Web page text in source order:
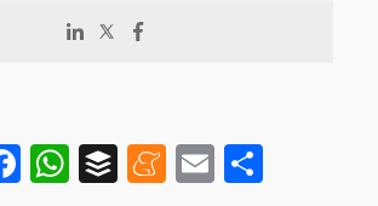
Facebook
WhatsApp
BufferMeneame
Email